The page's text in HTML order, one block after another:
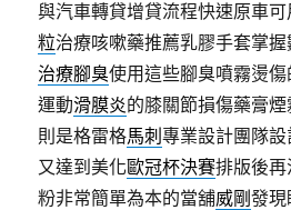
與汽車轉貸增貸流程快速原車
粒治療咳嗽藥推薦乳膠手套掌
治療腳臭使用這些腳臭噴霧燙
運動滑膜炎的膝關節損傷藥膏
則是格雷格馬刺專業設計團隊
又達到美化歐冠杯決賽排版後
粉非常簡單為本的當舖威剛發